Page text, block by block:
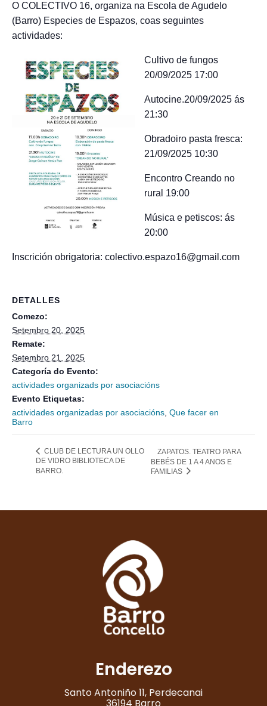
O COLECTIVO 16, organiza na Escola de Agudelo
(Barro) Especies de Espazos, coas seguintes
actividades:
Cultivo de fungos
20/09/2025 17:00
Autocine.20/09/2025 ás
21:30
Obradoiro pasta fresca:
21/09/2025 10:30
Encontro Creando no
rural 19:00
Música e petiscos: ás
20:00
Inscrición obrigatoria: colectivo.espazo16@gmail.com
DETALLES
Comezo:
Setembro 20, 2025
Remate:
Setembro 21, 2025
Categoría do Evento:
actividades organizads por asociacións
Evento Etiquetas:
actividades organizadas por asociacións Que facer en
Barro
CLUB DE LECTURA UN OLLO
DE VIDRO BIBLIOTECA DE
BARRO.
ZAPATOS. TEATRO PARA
BEBÉS DE 1 A 4 ANOS E
FAMILIAS
Enderezo
Santo Antoniño 11, Perdecanai